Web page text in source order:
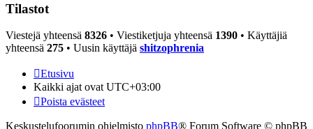
Tilastot
Viestejä yhteensä 8326 • Viestiketjuja yhteensä 1390 • Käyttäjiä
yhteensä 275 • Uusin käyttäjä shitzophrenia
Etusivu
Kaikki ajat ovat UTC+03:00
Poista evästeet
Keskustelufoorumin ohjelmisto phpBB® Forum Software © phpBB